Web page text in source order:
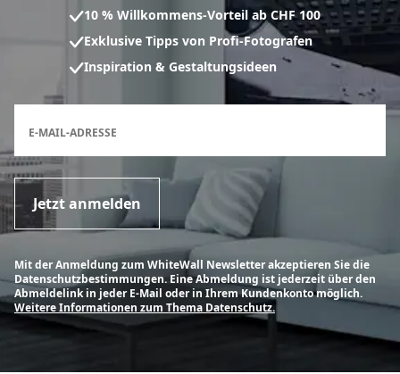
10 % Willkommens-Vorteil ab CHF 100
Exklusive Tipps von Profi-Fotografen
Inspiration & Gestaltungsideen
E-MAIL-ADRESSE
Jetzt anmelden
Mit der Anmeldung zum WhiteWall Newsletter akzeptieren Sie die
Datenschutzbestimmungen. Eine Abmeldung ist jederzeit über den
Abmeldelink in jeder E-Mail oder in Ihrem Kundenkonto möglich.
Weitere Informationen zum Thema Datenschutz.